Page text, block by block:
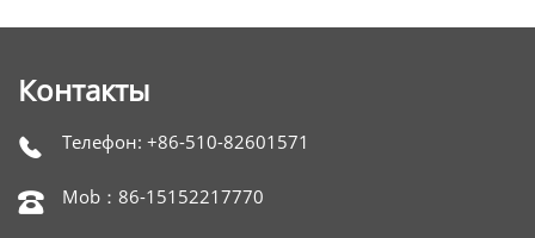
Контакты
 Телефон: +86-510-82601571
 Mob：86-15152217770